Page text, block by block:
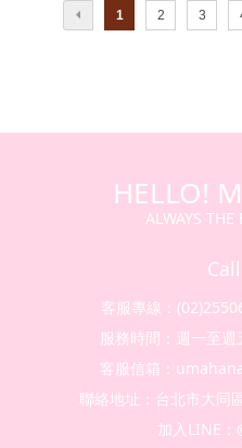
1 2 3
HELLO!
ALWAYS THE
客服專線：
服務時間：週一至
客服信箱：
聯絡地址：台北市大同
加入LINE